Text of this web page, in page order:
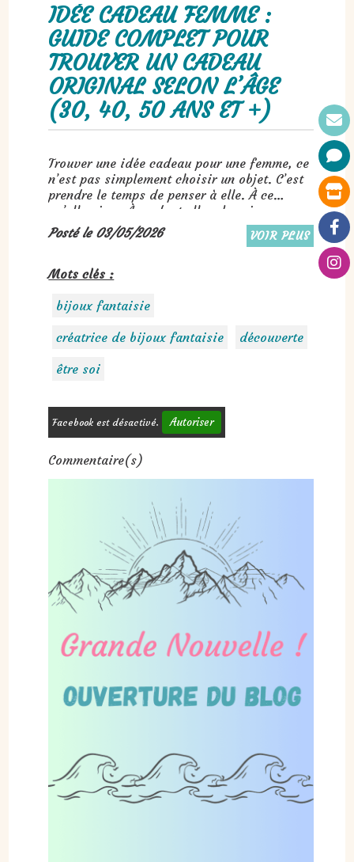
IDÉE CADEAU FEMME :
GUIDE COMPLET POUR
TROUVER UN CADEAU
ORIGINAL SELON L’ÂGE
(30, 40, 50 ANS ET +)
Trouver une idée cadeau pour une femme, ce
n’est pas simplement choisir un objet. C’est
prendre le temps de penser à elle. À ce
qu’elle aime. À ce dont elle a besoin en ce
moment. À ce qui pourrait lui faire plaisir,
vraiment.
Posté le 03/05/2026 VOIR PLUS
Mots clés :
bijoux fantaisie
créatrice de bijoux fantaisie
découverte
être soi
Facebook est désactivé. Autoriser
Commentaire(s)